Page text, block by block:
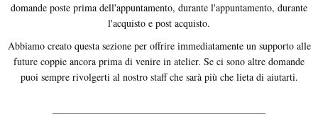
domande poste prima dell'appuntamento, durante l'appuntamento, durante
l'acquisto e post acquisto.
Abbiamo creato questa sezione per offrire immediatamente un supporto alle
future coppie ancora prima di venire in atelier. Se ci sono altre domande
puoi sempre rivolgerti al nostro staff che sarà più che lieta di aiutarti.